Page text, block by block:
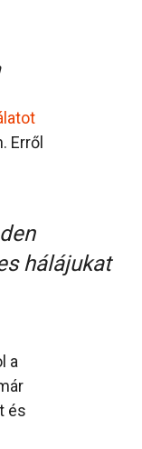
Erről
hálájukat
a
és